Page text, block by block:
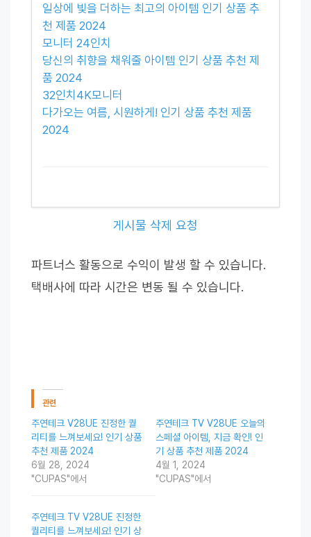
일상에 빛을 더하는 최고의 아이템 인기 상품 추
천 제품 2024
모니터 24인치
당신의 취향을 채워줄 아이템 인기 상품 추천 제
품 2024
32인치4K모니터
다가오는 여름, 시원하게! 인기 상품 추천 제품
2024
게시물 삭제 요청
파트너스 활동으로 수익이 발생 할 수 있습니다.
택배사에 따라 시간은 변동 될 수 있습니다.
관련
주연테크 V28UE 진정한 퀄
리티를 느껴보세요! 인기 상품
추천 제품 2024
6월 28, 2024
"CUPAS"에서
주연테크 TV V28UE 오늘의
스페셜 아이템, 지금 확인! 인
기 상품 추천 제품 2024
4월 1, 2024
"CUPAS"에서
주연테크 TV V28UE 진정한
퀄리티를 느껴보세요! 인기 상